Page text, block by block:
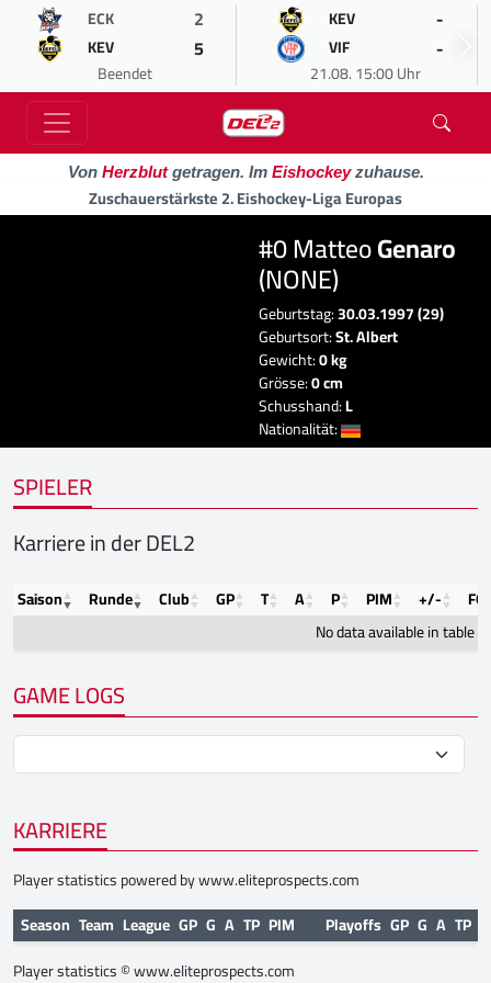
ECK 2
KEV 5
Beendet
KEV -
VIF -
21.08. 15:00 Uhr
Von Herzblutgetragen. Im Eishockeyzuhause.
Zuschauerstärkste 2. Eishockey-Liga Europas
#0 MatteoGenaro
(NONE)
Geburtstag:30.03.1997 (29)
Geburtsort:St. Albert
Gewicht:0 kg
Grösse:0 cm
Schusshand:L
Nationalität:
SPIELER
Karriere in der DEL2
Saison Runde Club GP T A P PIM +/-
No data available in table
GAME LOGS
KARRIERE
Player statistics powered bywww.eliteprospects.com
Season Team League GP G A TP PIM Playoffs GP G A TP
Player statistics ©www.eliteprospects.com